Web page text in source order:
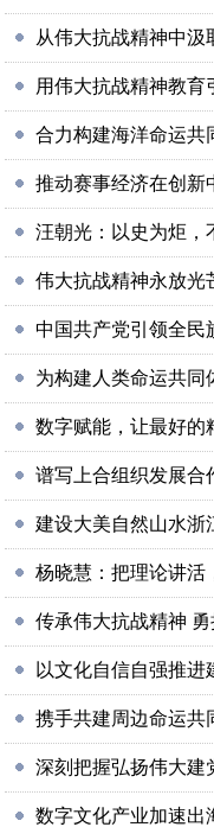
从伟大抗战精神中
用伟大抗战精神教育
合力构建海洋命运共
推动赛事经济在创新
汪朝光：以史为炬，
伟大抗战精神永放光
中国共产党引领全民
为构建人类命运共同
数字赋能，让最好的
谱写上合组织发展合
建设大美自然山水浙
杨晓慧：把理论讲活
传承伟大抗战精神
以文化自信自强推进
携手共建周边命运共
深刻把握弘扬伟大建
数字文化产业加速出